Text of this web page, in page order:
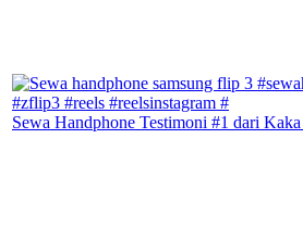
Sewa Handphone Testimoni #1 dari